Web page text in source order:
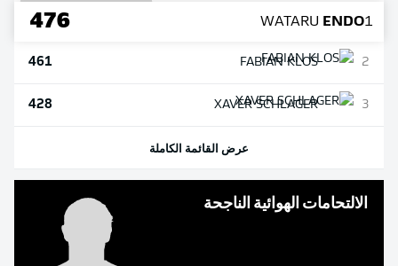
1
WATARU ENDO
476
2
FABIANKLOS
461
3
XAVERSCHLAGER
428
عرض القائمة الكاملة
الالتحامات الهوائية الناجحة